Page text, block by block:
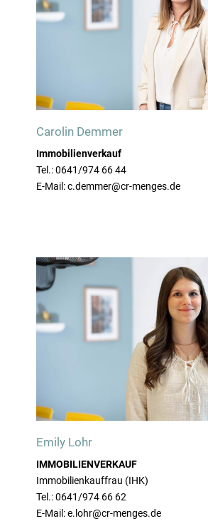
Carolin Demmer
Immobilienverkauf
Tel.: 0641/974 66 44
E-Mail: c.demmer@cr-menges.de
Emily Lohr
IMMOBILIENVERKAUF
Immobilienkauffrau (IHK)
Tel.: 0641/974 66 62
E-Mail: e.lohr@cr-menges.de